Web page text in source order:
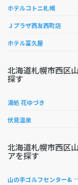
ホテルコトニ札幌
Ｊプラザ西友西町店
ホテル富久屋
北海道札幌市西区
探す
湯処 花ゆづき
伏見温泉
北海道札幌市西区
アを探す
の手ゴルフセン